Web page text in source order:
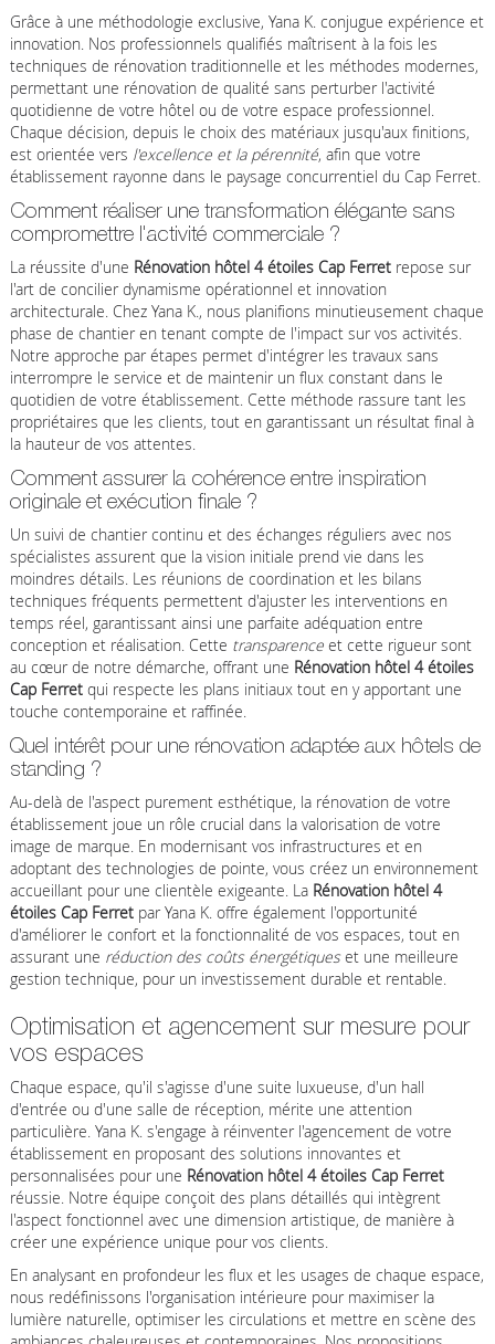
Grâce à une méthodologie exclusive, Yana K. conjugue expérience et
innovation. Nos professionnels qualifiés maîtrisent à la fois les
techniques de rénovation traditionnelle et les méthodes modernes,
permettant une rénovation de qualité sans perturber l'activité
quotidienne de votre hôtel ou de votre espace professionnel.
Chaque décision, depuis le choix des matériaux jusqu'aux finitions,
est orientée vers l'excellence et la pérennité, afin que votre
établissement rayonne dans le paysage concurrentiel du Cap Ferret.
Comment réaliser une transformation élégante sans
compromettre l'activité commerciale ?
La réussite d'une Rénovation hôtel 4 étoiles Cap Ferretrepose sur
l'art de concilier dynamisme opérationnel et innovation
architecturale. Chez Yana K., nous planifions minutieusement chaque
phase de chantier en tenant compte de l'impact sur vos activités.
Notre approche par étapes permet d'intégrer les travaux sans
interrompre le service et de maintenir un flux constant dans le
quotidien de votre établissement. Cette méthode rassure tant les
propriétaires que les clients, tout en garantissant un résultat final à
la hauteur de vos attentes.
Comment assurer la cohérence entre inspiration
originale et exécution finale ?
Un suivi de chantier continu et des échanges réguliers avec nos
spécialistes assurent que la vision initiale prend vie dans les
moindres détails. Les réunions de coordination et les bilans
techniques fréquents permettent d'ajuster les interventions en
temps réel, garantissant ainsi une parfaite adéquation entre
conception et réalisation. Cette transparenceet cette rigueur sont
au cœur de notre démarche, offrant une Rénovation hôtel 4 étoiles
Cap Ferretqui respecte les plans initiaux tout en y apportant une
touche contemporaine et raffinée.
Quel intérêt pour une rénovation adaptée aux hôtels de
standing ?
Au-delà de l'aspect purement esthétique, la rénovation de votre
établissement joue un rôle crucial dans la valorisation de votre
image de marque. En modernisant vos infrastructures et en
adoptant des technologies de pointe, vous créez un environnement
accueillant pour une clientèle exigeante. La Rénovation hôtel 4
étoiles Cap Ferretpar Yana K. offre également l'opportunité
d'améliorer le confort et la fonctionnalité de vos espaces, tout en
assurant une réduction des coûts énergétiqueset une meilleure
gestion technique, pour un investissement durable et rentable.
Optimisation et agencement sur mesure pour
vos espaces
Chaque espace, qu'il s'agisse d'une suite luxueuse, d'un hall
d'entrée ou d'une salle de réception, mérite une attention
particulière. Yana K. s'engage à réinventer l'agencement de votre
établissement en proposant des solutions innovantes et
personnalisées pour une Rénovation hôtel 4 étoiles Cap Ferret
réussie. Notre équipe conçoit des plans détaillés qui intègrent
l'aspect fonctionnel avec une dimension artistique, de manière à
créer une expérience unique pour vos clients.
En analysant en profondeur les flux et les usages de chaque espace,
nous redéfinissons l'organisation intérieure pour maximiser la
lumière naturelle, optimiser les circulations et mettre en scène des